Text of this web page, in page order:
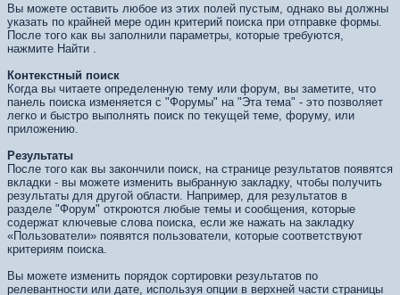
Вы можете оставить любое из этих полей пустым, однако вы должны
указать по крайней мере один критерий поиска при отправке формы.
После того как вы заполнили параметры, которые требуются,
нажмите Найти
Контекстный поиск
Когда вы читаете определенную тему или форум, вы заметите, что
панель поиска изменяется с "Форумы" на "Эта тема" - это позволяет
легко и быстро выполнять поиск по текущей теме, форуму, или
приложению.
Результаты
После того как вы закончили поиск, на странице результатов появятся
вкладки - вы можете изменить выбранную закладку, чтобы получить
результаты для другой области. Например, для результатов в
разделе "Форум" откроются любые темы и сообщения, которые
содержат ключевые слова поиска, если же нажать на закладку
«Пользователи» появятся пользователи, которые соответствуют
критериям поиска.
Вы можете изменить порядок сортировки результатов по
релевантности или дате, используя опции в верхней части страницы